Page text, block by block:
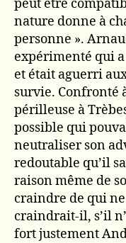
peut être
nature donne à
personne ».
expérimenté qui
et était aguerri
survie. Confronté
périlleuse à
possible qui
neutraliser son
redoutable qu’il
raison même de
craindre de qui
craindrait-il, s’il
fort justement